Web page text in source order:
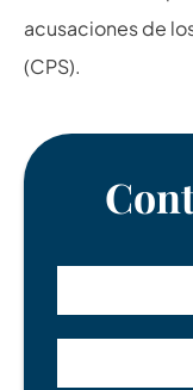
acusaciones de
(CPS).